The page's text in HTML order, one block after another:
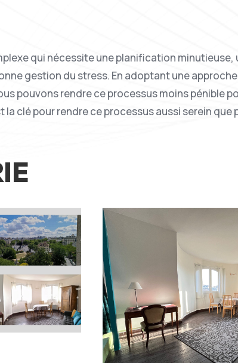
qui nécessite une planification minutieuse,
gestion du stress. En adoptant une
pouvons rendre ce processus moins pénible
clé pour rendre ce processus aussi serein que